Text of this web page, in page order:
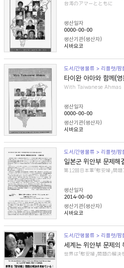
台湾のアマーとともに
생산일자
0000-00-00
생산기관(생산자)
시바요코
도서/간행물류 > 리플렛/팜
타이완 아마와 함께(영
With Taiwanese Ahmas
생산일자
0000-00-00
생산기관(생산자)
시바요코
도서/간행물류 > 리플렛/팜
일본군 위안부 문제해
생산일자
2014-00-00
생산기관(생산자)
시바요코
도서/간행물류 > 리플렛/팜
세계는 위안부 문제의
世界は「慰安婦」問題の解決